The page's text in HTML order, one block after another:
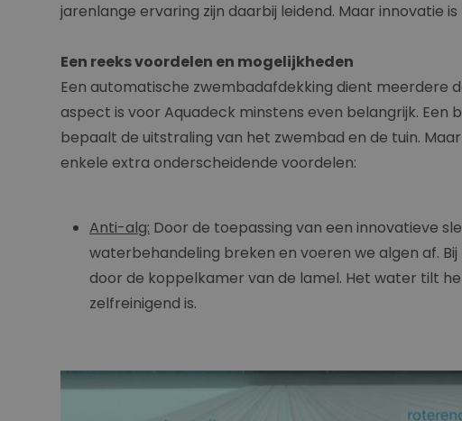
jarenlange ervaring zijn daarbij leidend. Maar innovatie
Een reeks voordelen en mogelijkheden
Een automatische zwembadafdekking dient meerdere
aspect is voor Aquadeck minstens even belangrijk.
bepaalt de uitstraling van het zwembad en de tuin.
enkele extra onderscheidende voordelen:
Anti-alg: Door de toepassing van een innovatieve
waterbehandeling breken en voeren we algen af.
door de koppelkamer van de lamel. Het water tilt
zelfreinigend is.